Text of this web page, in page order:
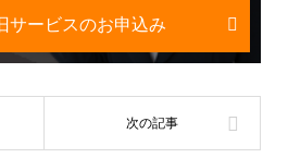
サービスのお申込み